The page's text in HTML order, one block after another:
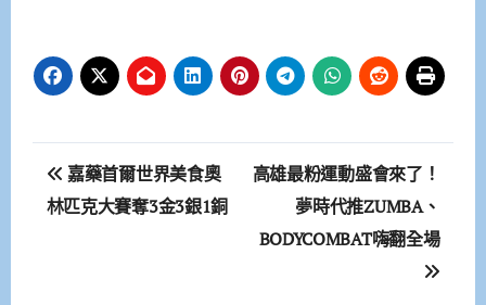
文
章
嘉藥首爾世界美食奧
林匹克大賽奪3金3銀1銅
高雄最粉運動盛會來了！
夢時代推ZUMBA、
BODYCOMBAT嗨翻全場